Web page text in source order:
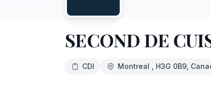
SECOND DE
CDI Montreal , H3G 0B9 ,